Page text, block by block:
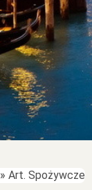
» Art. Spożywcze